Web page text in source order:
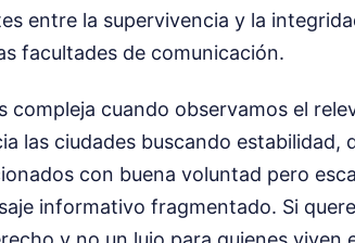
entre la supervivencia y la
facultades de comunicación.
compleja cuando observamos el
las ciudades buscando estabilidad,
con buena voluntad pero
informativo fragmentado. Si